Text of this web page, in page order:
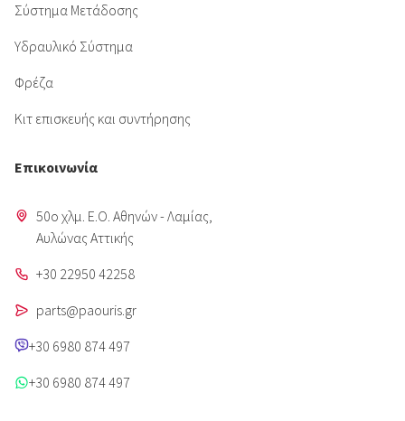
Σύστημα Μετάδοσης
Υδραυλικό Σύστημα
Φρέζα
Κιτ επισκευής και συντήρησης
Επικοινωνία
50o χλμ. Ε.Ο. Αθηνών - Λαμίας,
Aυλώνας Αττικής
+30 22950 42258
parts@paouris.gr
+30 6980 874 497
+30 6980 874 497